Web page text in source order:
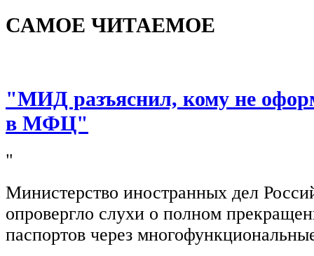
САМОЕ ЧИТАЕМОЕ
"МИД разъяснил, кому не
в МФЦ"
"
Министерство иностранных дел
опровергло слухи о полном
паспортов через